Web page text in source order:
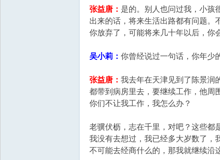
张益唐： 是的。别人也问过我，小孩
出来的话，将来生活出路都有问题。
你放弃了，可能将来几十年以后，你
吴小莉： 你曾经说过一句话，你年少
张益唐： 我去年在天津见到了陈景润
都带到病房里去，要继续工作，他周
你们不让我工作，我怎么办？
老骥伏枥，志在千里，对吧？这些都
我没有去想过，我已经多大岁数了，
不可能去经商什么的，那我就继续沿